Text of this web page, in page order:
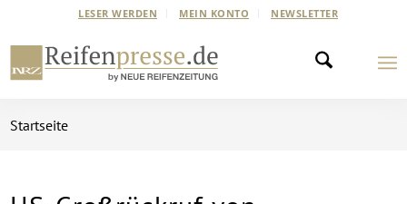
LESER WERDEN MEIN KONTO NEWSLETTER
Startseite